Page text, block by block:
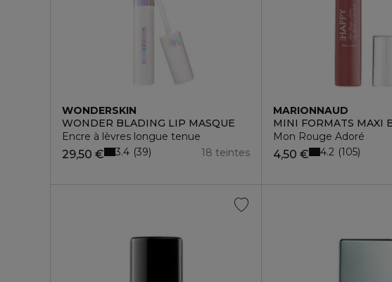
WONDERSKIN
WONDER BLADING LIP MASQUE
Encre à lèvres longue tenue
29,50 € 18 teintes
3.4 39
MARIONNAUD
MINI FORMATS MAXI
Mon Rouge Adoré
4,50 € 4.2 105